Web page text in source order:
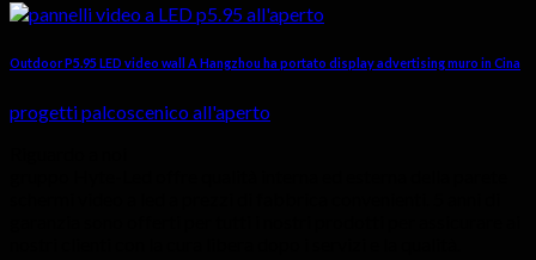
Outdoor P5.95 LED video wall A Hangzhou ha portato display advertising muro in Cina
progetti palcoscenico all'aperto